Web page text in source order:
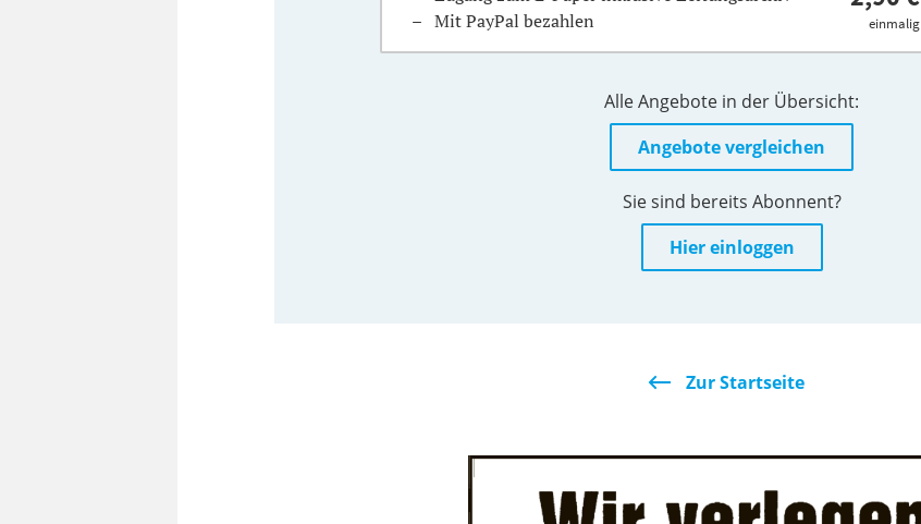
Mit PayPal bezahlen
einmalig
Alle Angebote in der Übersicht:
Angebote vergleichen
Sie sind bereits Abonnent?
Hier einloggen
Zur Startseite